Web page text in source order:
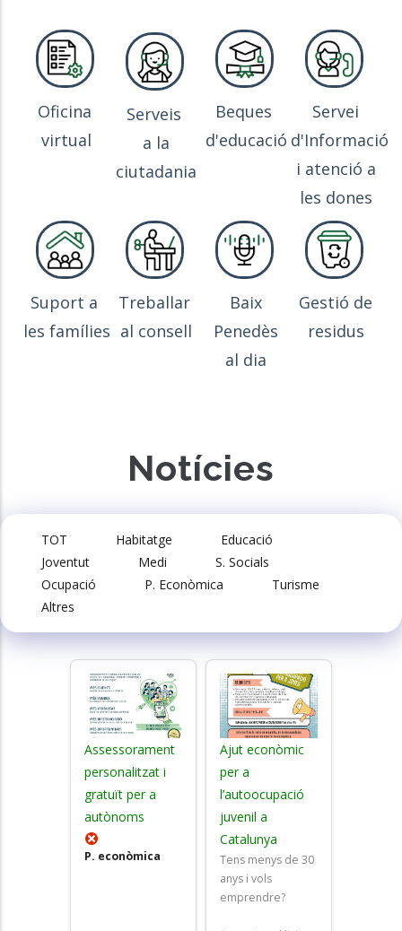
Oficina
virtual
Serveis
a la
ciutadania
Beques
d'educació
Servei
d'Informació
i atenció a
les dones
Suport a
les famílies
Treballar
al consell
Baix
Penedès
al dia
Gestió de
residus
Notícies
TOT Habitatge
Educació
Joventut
Medi
S. Socials
Ocupació
P. Econòmica
Turisme
Altres
Assessorament
personalitzat i
gratuït per a
autònoms
P. econòmica
Ajut econòmic
per a
l’autoocupació
juvenil a
Catalunya
Tens menys de 30
anys i vols
emprendre?